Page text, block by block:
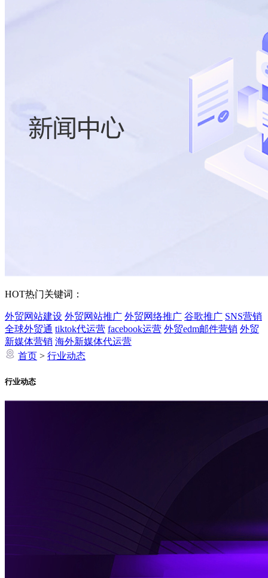
HOT热门关键词：
外贸网站建设 外贸网站推广 外贸网络推广 谷歌推广 SNS营销
全球外贸通 tiktok代运营 facebook运营 外贸edm邮件营销 外贸
新媒体营销 海外新媒体代运营
首页 > 行业动态
行业动态